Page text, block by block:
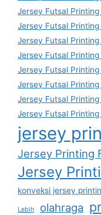
Jersey Futsal
Jersey Futsal
Jersey Futsal
Jersey Futsal
Jersey Futsal
Jersey Futsal
Jersey Futsal
Jersey Futsal
jersey
Jersey Printing
Jersey
konveksi jersey
Lebih olahraga